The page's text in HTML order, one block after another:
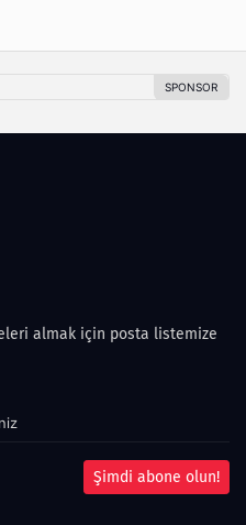
almak için posta listemize
Şimdi abone olun!